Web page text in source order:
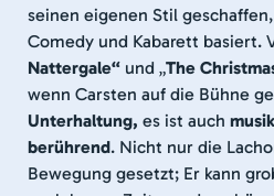
seinen eigenen Stil
Comedy und Kabarett basiert.
Nattergale“ und „The
wenn Carsten auf die Bühne
Unterhaltung, es ist auch
berührend. Nicht nur die
Bewegung gesetzt; Er kann